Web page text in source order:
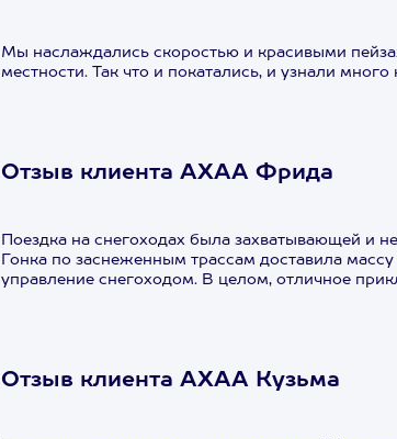
Мы наслаждались скоростью и красивыми
местности. Так что и покатались, и узнали много
Отзыв клиента АХАА Фрида
Поездка на снегоходах была захватывающей и
Гонка по заснеженным трассам доставила
управление снегоходом. В целом, отличное
Отзыв клиента АХАА Кузьма